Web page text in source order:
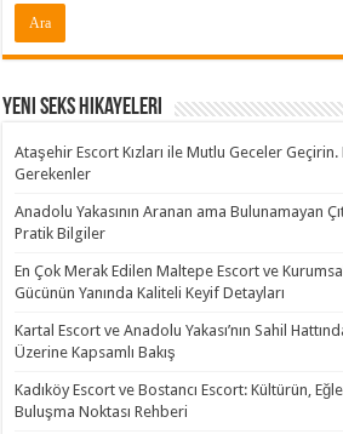
Yeni Seks Hikayeleri
Ataşehir Escort Kızları ile Mutlu Geceler Geçirin.
Gerekenler
Anadolu Yakasının Aranan ama Bulunamayan
Pratik Bilgiler
En Çok Merak Edilen Maltepe Escort ve
Gücünün Yanında Kaliteli Keyif Detayları
Kartal Escort ve Anadolu Yakası’nın Sahil
Üzerine Kapsamlı Bakış
Kadıköy Escort ve Bostancı Escort: Kültürün,
Buluşma Noktası Rehberi